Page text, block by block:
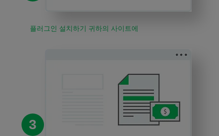
플러그인 설치하기 귀하의 사이트에
3